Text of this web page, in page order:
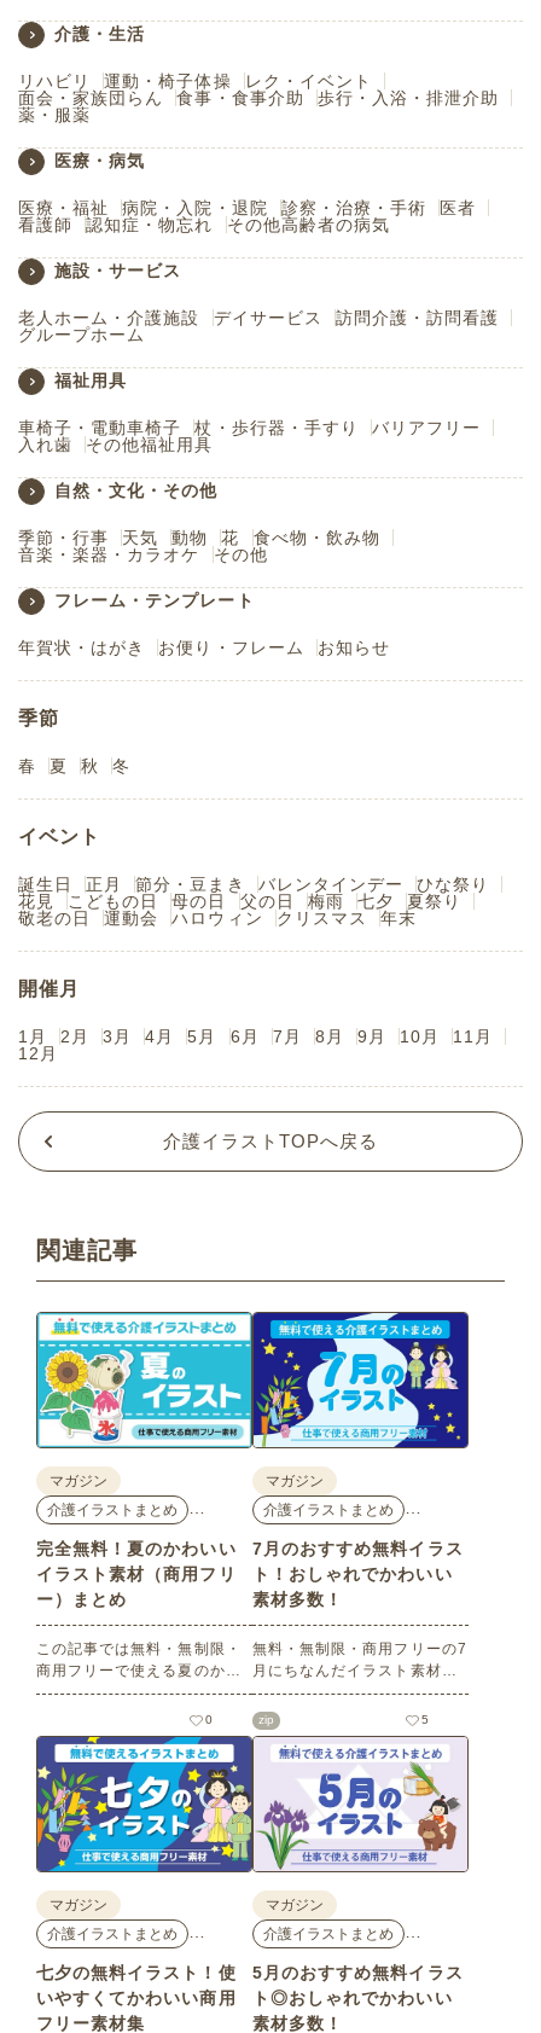
介護・生活
リハビリ 運動・椅子体操
レク・イベント
面会・家族団らん
食事・食事介助
歩行・入浴・排泄介助
薬・服薬
医療・病気
医療・福祉 病院・入院・退院 診察・治療・手術
医者
看護師
認知症・物忘れ その他高齢者の病気
施設・サービス
老人ホーム・介護施設 デイサービス
訪問介護・訪問看護
グループホーム
福祉用具
車椅子・電動車椅子 杖・歩行器・手すり
バリアフリー
入れ歯
その他福祉用具
自然・文化・その他
季節・行事 天気 動物 花
食べ物・飲み物
音楽・楽器・カラオケ
その他
フレーム・テンプレート
年賀状・はがき お便り・フレーム お知らせ
季節
春 夏 秋 冬
イベント
誕生日 正月 節分・豆まき バレンタインデー
ひな祭り
花見
こどもの日 母の日 父の日 梅雨 七夕
夏祭り
敬老の日
運動会 ハロウィン クリスマス 年末
開催月
1月 2月 3月 4月 5月 6月 7月 8月 9月 10月
11月
12月
介護イラストTOPへ戻る
関連記事
マガジン
介護イラストまとめ
完全無料！夏のかわいい
イラスト素材（商用フリ
ー）まとめ
この記事では無料・無制限・
商用フリーで使える夏のかわ
いいイラスト素材を多数ご紹
介いたします。夏の花である
ひまわりや朝顔、夏祭り、花
火、七夕など夏ならではのか
わいいイラストをご用意！ポ
スターやパンフレットなどで
使いやすいテイストなので、
ぜひご活用ください。
0
マガジン
介護イラストまとめ
7月のおすすめ無料イラス
ト！おしゃれでかわいい
素材多数！
無料・無制限・商用フリーの7
月にちなんだイラスト素材を
多数ご紹介します。どれも印
刷に適した解像度で、点数制
限なしで自由に使える素材ば
かり♪どなたでもご利用いただ
けます！ぜひご活用くださ
い。
zip 5
マガジン
介護イラストまとめ
七夕の無料イラスト！使
いやすくてかわいい商用
フリー素材集
マガジン
介護イラストまとめ
5月のおすすめ無料イラス
ト◎おしゃれでかわいい
素材多数！